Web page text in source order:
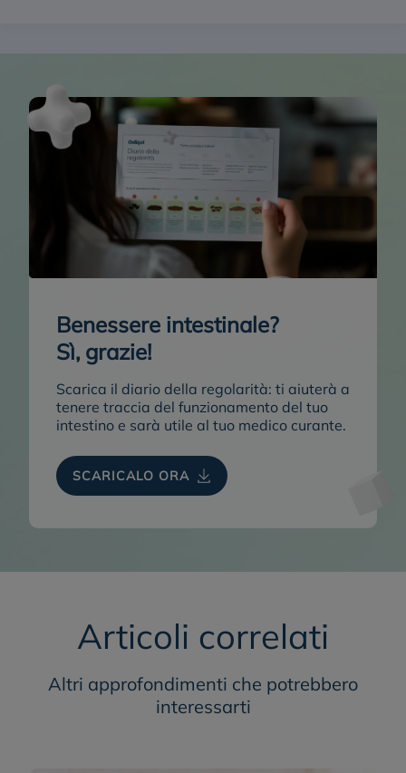
Benessere intestinale?
Sì, grazie!
Scarica il diario della regolarità: ti aiuterà a
tenere traccia del funzionamento del tuo
intestino e sarà utile al tuo medico curante.
SCARICALO ORA
Articoli correlati
Altri approfondimenti che potrebbero
interessarti